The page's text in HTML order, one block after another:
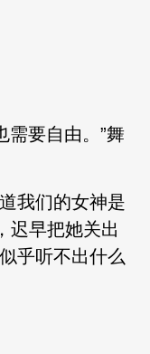
需要自由。”舞
我们的女神是
迟早把她关出
乎听不出什么